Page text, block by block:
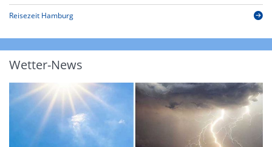
Reisezeit Hamburg
Wetter-News